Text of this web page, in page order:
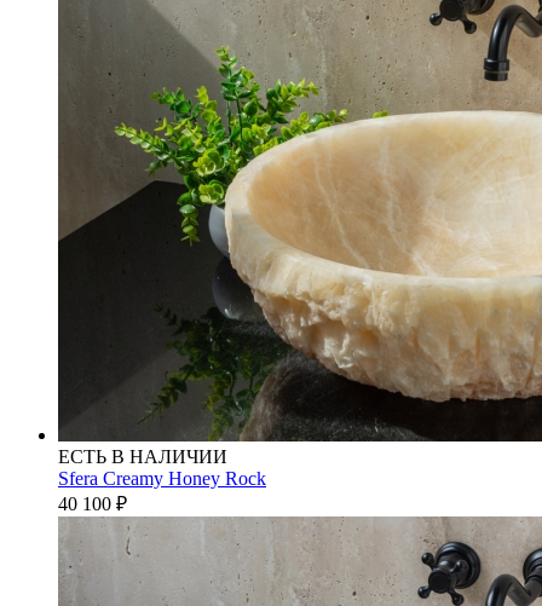
ЕСТЬ В НАЛИЧИИ
Sfera Creamy Honey Rock
40 100 ₽